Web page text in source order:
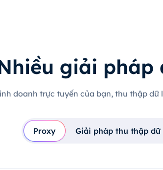
giải pháp
doanh trực tuyến của bạn, thu thập
Proxy Giải pháp thu thập dữ